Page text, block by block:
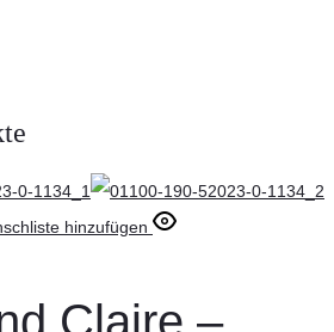
hinzufügen
Claire –